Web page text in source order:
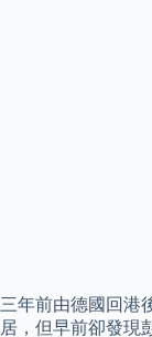
三年前由德國回港
居，但早前卻發現